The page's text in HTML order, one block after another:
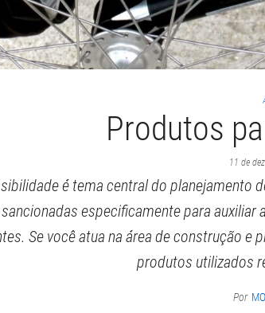
Produtos
11 de
é tema central do planejamento
especificamente para
Se você atua na área de construção e
produtos utilizados
Por